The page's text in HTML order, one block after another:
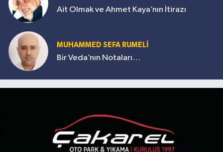
Ait Olmak ve Ahmet Kaya’nın İtirazı
MUHAMMED SEFA RUMELİ
Bir Veda’nın Notaları…